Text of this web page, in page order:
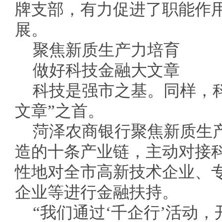
牌支部，有力促进了职能作
展。
聚焦新质生产力培育
做好科技金融大文章
科技是强市之基。同样，
文章”之首。
菏泽农商银行聚焦新质生
造的十条产业链，主动对接
性地对全市高新技术企业、
企业等进行金融扶持。
“我们通过‘千企行’活动